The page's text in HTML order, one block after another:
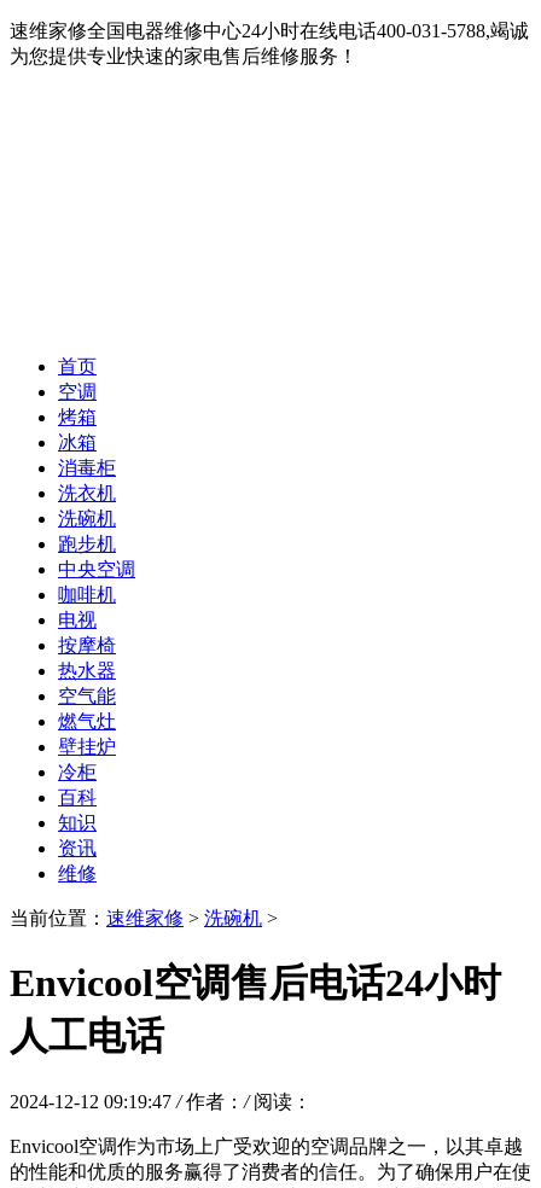
速维家修全国电器维修中心24小时在线电话400-031-5788,竭诚
为您提供专业快速的家电售后维修服务！
首页
空调
烤箱
冰箱
消毒柜
洗衣机
洗碗机
跑步机
中央空调
咖啡机
电视
按摩椅
热水器
空气能
燃气灶
壁挂炉
冷柜
百科
知识
资讯
维修
当前位置： 速维家修 > 洗碗机 >
Envicool空调售后电话24小时
人工电话
2024-12-12 09:19:47 / 作者： / 阅读：
Envicool空调作为市场上广受欢迎的空调品牌之一，以其卓越
的性能和优质的服务赢得了消费者的信任。为了确保用户在使